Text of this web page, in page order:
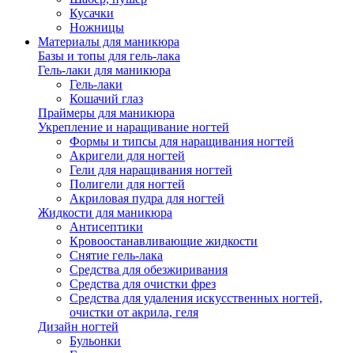
Кусачки
Ножницы
Материалы для маникюра
Базы и топы для гель-лака
Гель-лаки для маникюра
Гель-лаки
Кошачий глаз
Праймеры для маникюра
Укрепление и наращивание ногтей
Формы и типсы для наращивания ногтей
Акригели для ногтей
Гели для наращивания ногтей
Полигели для ногтей
Акриловая пудра для ногтей
Жидкости для маникюра
Антисептики
Кровоостанавливающие жидкости
Снятие гель-лака
Средства для обезжиривания
Средства для очистки фрез
Средства для удаления искусственных ногтей,
очистки от акрила, геля
Дизайн ногтей
Бульонки